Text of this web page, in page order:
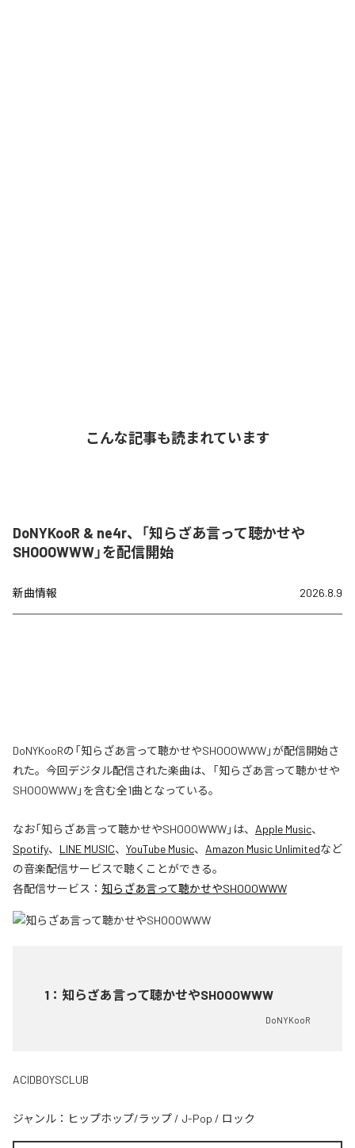
こんな記事も読まれています
DoNYKooR & ne4r、「知らざあ言って聴かせや
SHOOOWWW」を配信開始
新曲情報 2026.8.9
DoNYKooRの「知らざあ言って聴かせやSHOOOWWW」が配信開始さ
れた。今回デジタル配信された楽曲は、「知らざあ言って聴かせや
SHOOOWWW」を含む全1曲となっている。
なお「知らざあ言って聴かせやSHOOOWWW」は、 Apple Music、
Spotify、 LINE MUSIC、 YouTube Music、 Amazon Music Unlimitedなど
の音楽配信サービスで聴くことができる。
各配信サービス： 知らざあ言って聴かせやSHOOOWWW
1 ： 知らざあ言って聴かせやSHOOOWWW
DoNYKooR
ACIDBOYSCLUB
ジャンル： ヒップホップ/ラップ / J-Pop / ロック